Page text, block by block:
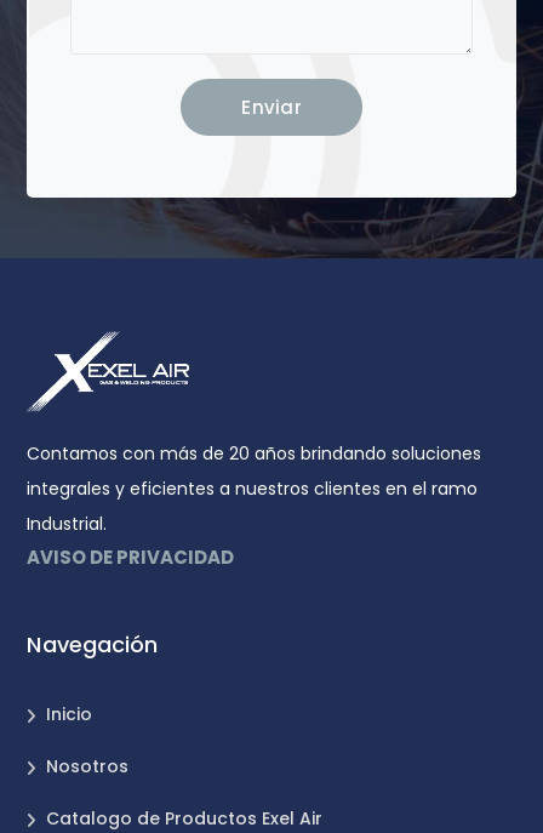
Contamos con más de 20 años brindando soluciones
integrales y eficientes a nuestros clientes en el ramo
Industrial.
AVISO DE PRIVACIDAD
Navegación
Inicio
Nosotros
Catalogo de Productos Exel Air